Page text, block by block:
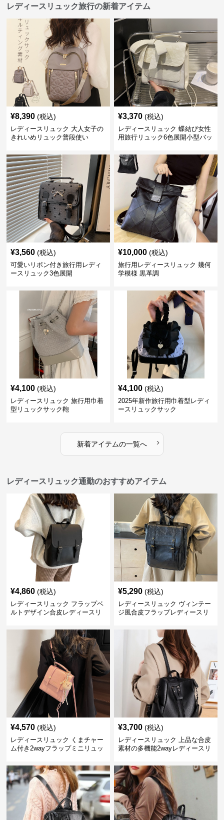
レディースリュック旅行の新着アイテム
¥8,390 (税込)
レディースリュック 大人女子の
きれいめリュック普段使い
¥3,370 (税込)
レディースリュック 蝶結び女性
用旅行リュック6色展開小型バッ
¥3,560 (税込)
可愛いリボン付き旅行用レディ
ースリュック3色展開
¥10,000 (税込)
旅行用レディースリュック 幾何
学模様 黒革調
¥4,100 (税込)
レディースリュック 旅行用巾着
型リュックサック鞄
¥4,100 (税込)
2025年新作旅行用巾着型レディ
ースリュックサック
新着アイテムの一覧へ ›
レディースリュック通勤のおすすめアイテム
¥4,860 (税込)
レディースリュック フラップベ
ルトデザイン合皮レディースリ
¥5,290 (税込)
レディースリュック ヴィンテー
ジ風合皮フラップレディースリ
¥4,570 (税込)
レディースリュック くまチャー
ム付き2wayフラップミニリュッ
¥3,700 (税込)
レディースリュック 上品な合皮
素材の多機能2wayレディースリ